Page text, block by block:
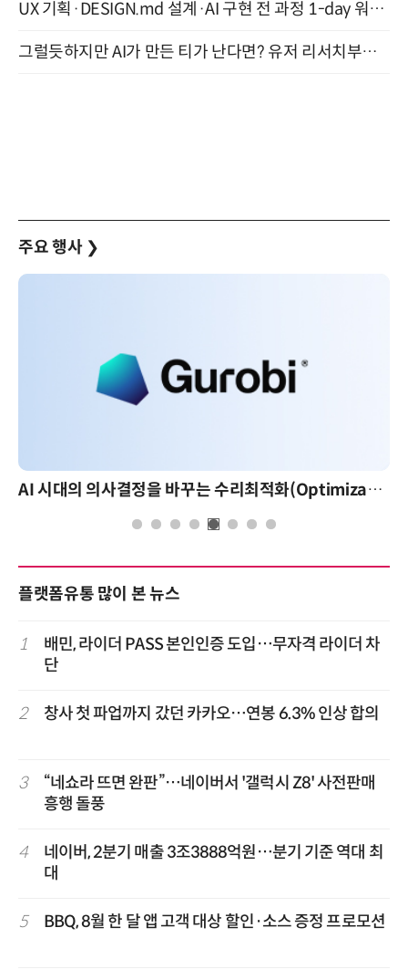
UX 기획·DESIGN.md 설계·AI 구현 전 과정 1-day 워크숍 with Claude Code·Codex 9월 15일 개최
그럴듯하지만 AI가 만든 티가 난다면? 유저 리서치부터 배포까지! (9/15)
주요 행사 ❯
AI 시대의 의사결정을 바꾸는 수리최적화(Optimization): 실제 산업 적용 사례와 활용 전략
플랫폼유통 많이 본 뉴스
1
배민, 라이더 PASS 본인인증 도입…무자격 라이더 차
단
2 창사 첫 파업까지 갔던 카카오…연봉 6.3% 인상 합의
3
“네쇼라 뜨면 완판”…네이버서 '갤럭시 Z8' 사전판매
흥행 돌풍
4
네이버, 2분기 매출 3조3888억원…분기 기준 역대 최
대
5 BBQ, 8월 한 달 앱 고객 대상 할인·소스 증정 프로모션